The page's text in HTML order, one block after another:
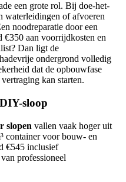
een grote rol. Bij doe-het-
waterleidingen of afvoeren
noodreparatie door een
aan voorrijdkosten en
Dan ligt de
ondergrond volledig
dat de opbouwfase
kan starten.
sloop
slopen vallen vaak hoger uit
container voor bouw- en
€545 inclusief
professioneel